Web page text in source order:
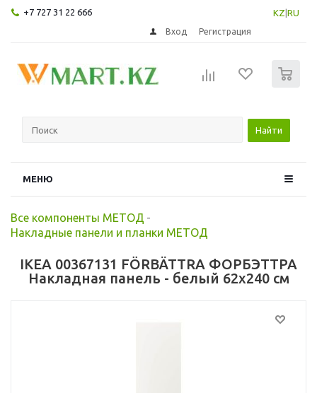
+7 727 31 22 666 KZ RU
Вход Регистрация
Найти
МЕНЮ
Все компоненты МЕТОД -
Накладные панели и планки МЕТОД
IKEA 00367131 FÖRBÄTTRA ФОРБЭТТРА
Накладная панель - белый 62x240 см